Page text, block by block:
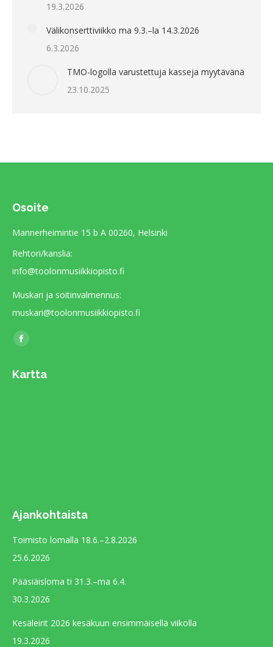
19.3.2026
Välikonserttiviikko ma 9.3.–la 14.3.2026
6.3.2026
TMO-logolla varustettuja kasseja myytävänä
23.10.2025
Osoite
Mannerheimintie 15 b A 00260, Helsinki
Rehtori/kanslia:
info@toolonmusiikkiopisto.fi
Muskari ja soitinvalmennus:
muskari@toolonmusiikkiopisto.fi
Find us on:
Facebook
opens
Kartta
Ajankohtaista
Toimisto lomalla 18.6.–2.8.2026
25.6.2026
Pääsiäisloma ti 31.3.–ma 6.4.
30.3.2026
Kesäleirit 2026 kesäkuun ensimmäisellä viikolla
19.3.2026